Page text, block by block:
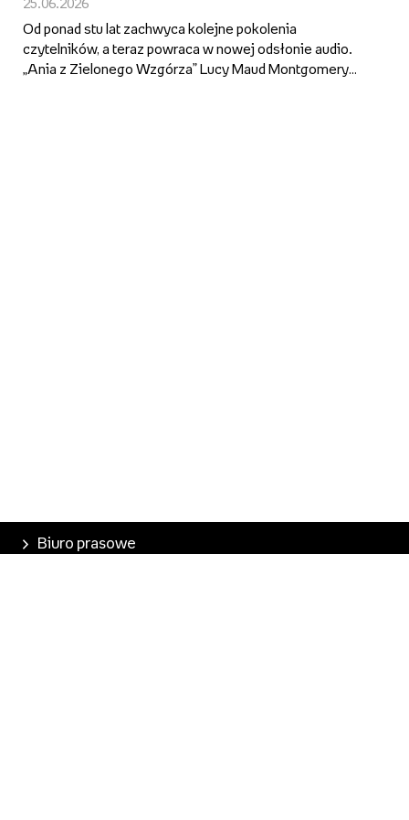
superprodukcja audio Empik Go z
gwiazdorską obsadą
25.06.2026
Od ponad stu lat zachwyca kolejne pokolenia
czytelników, a teraz powraca w nowej odsłonie audio.
„Ania z Zielonego Wzgórza” Lucy Maud Montgomery
Biuro prasowe